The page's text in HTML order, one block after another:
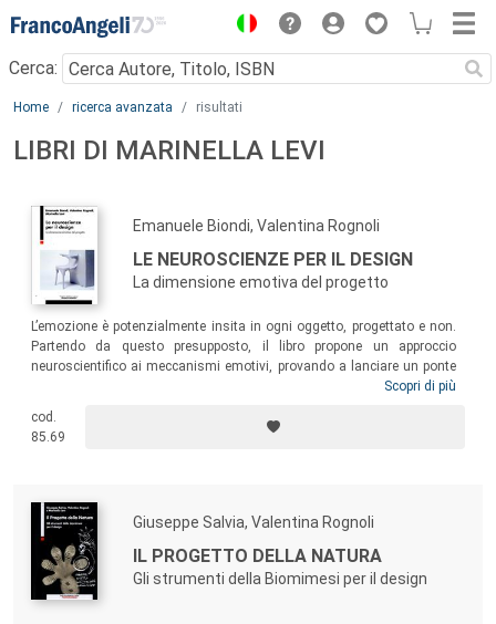
Menu
Cerca:
Main content
Home ricerca avanzata risultati
LIBRI DI MARINELLA LEVI
Emanuele Biondi, Valentina Rognoli
LE NEUROSCIENZE PER IL DESIGN
La dimensione emotiva del progetto
L’emozione è potenzialmente insita in ogni oggetto, progettato e non.
Partendo da questo presupposto, il libro propone un approccio
neuroscientifico ai meccanismi emotivi, provando a lanciare un ponte
tra le neuroscienze e il design. Un testo fondamentale per chi, designer
diffusione della cultura del progetto, soprattutto nella sua
imprescindibile dimensione di reciproco scambio e politecnico dialogo
Scopri di più
cod.
85.69
Giuseppe Salvia, Valentina Rognoli
IL PROGETTO DELLA NATURA
Gli strumenti della Biomimesi per il design